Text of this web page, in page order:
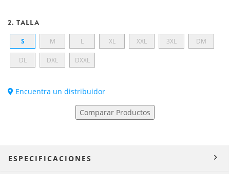
2. TALLA
S M L XL XXL 3XL DM
DL DXL DXXL
Encuentra un distribuidor
Comparar Productos
ESPECIFICACIONES